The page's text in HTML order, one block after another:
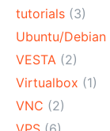
tutorials (3)
Ubuntu/Debian
VESTA (2)
Virtualbox (1)
VNC (2)